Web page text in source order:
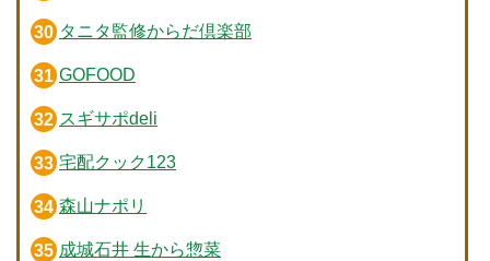
タニタ監修からだ倶楽部
GOFOOD
スギサポdeli
宅配クック123
森山ナポリ
成城石井 生から惣菜